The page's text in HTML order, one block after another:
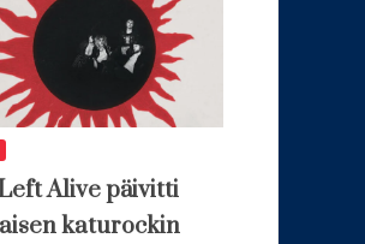
Alive päivitti
katurockin